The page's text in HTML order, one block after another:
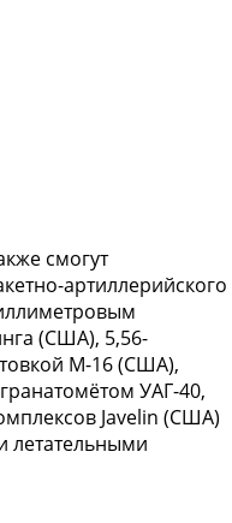
смогут
артиллерийского
(США), 5,56-
М-16 (США),
УАГ-40,
Javelin (США)
летательными